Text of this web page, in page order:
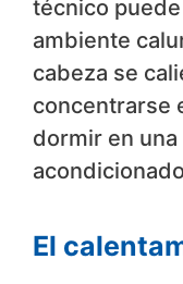
técnico
ambiente
cabeza se
concentrarse
dormir en
El